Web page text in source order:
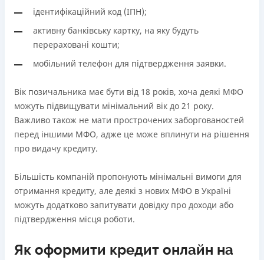
ідентифікаційний код (ІПН);
активну банківську картку, на яку будуть
перераховані кошти;
мобільний телефон для підтвердження заявки.
Вік позичальника має бути від 18 років, хоча деякі МФО
можуть підвищувати мінімальний вік до 21 року.
Важливо також не мати прострочених заборгованостей
перед іншими МФО, адже це може вплинути на рішення
про видачу кредиту.
Більшість компаній пропонують мінімальні вимоги для
отримання кредиту, але деякі з нових МФО в Україні
можуть додатково запитувати довідку про доходи або
підтвердження місця роботи.
Як оформити кредит онлайн на